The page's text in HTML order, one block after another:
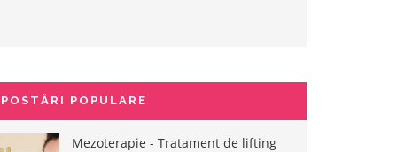
POSTĂRI POPULARE
Mezoterapie - Tratament de lifting